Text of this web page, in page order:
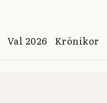
Val 2026 Krönikor